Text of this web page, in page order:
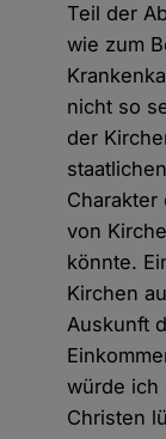
Teil der
wie zum
nicht so
der
von
könnte.
Kirchen
Auskunft
würde ich
Christen